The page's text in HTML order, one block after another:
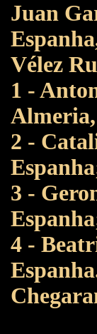
Juan
Vélez
1 -
2 -
3 -
4 -